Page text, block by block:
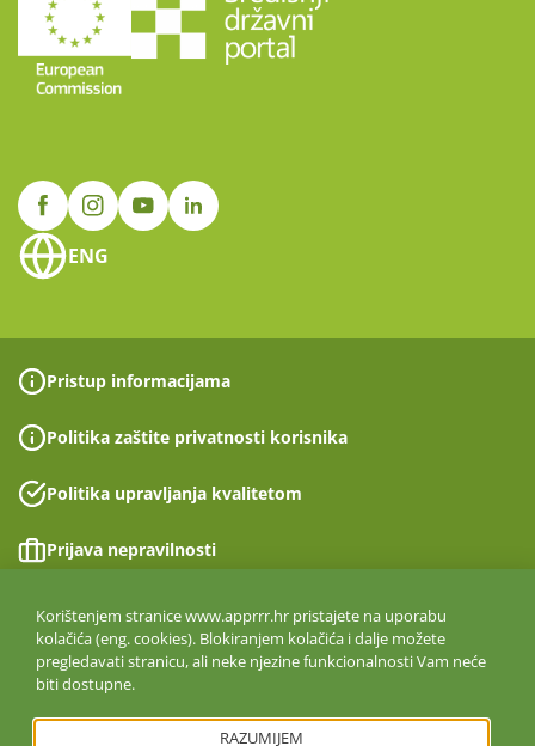
ENG
Pristup informacijama
Politika zaštite privatnosti korisnika
Politika upravljanja kvalitetom
Prijava nepravilnosti
Izjava o pristupačnosti
Politika informacijske sigurnosti
ISO 27001:2022
Korištenjem stranice www.apprrr.hr pristajete na uporabu
kolačića (eng. cookies). Blokiranjem kolačića i dalje možete
pregledavati stranicu, ali neke njezine funkcionalnosti Vam neće
biti dostupne.
RAZUMIJEM